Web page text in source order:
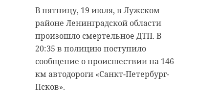
В пятницу, 19 июля, в Лужском
районе Ленинградской области
произошло смертельное ДТП. В
20:35 в полицию поступило
сообщение о происшествии на 146
км автодороги «Санкт-Петербург-
Псков».
метро «Беговая» в Санкт-
Петербурге начал работать
самокатный патруль от Яндекс Go.
Скауты-штраферы напоминают
пользователям правила
пользования самокатами, следят
за их парковкой и указывают
Подписывайтесь на нас в
В пятницу, 19 июля, в Петербурге
мужчина бросил бутылку с